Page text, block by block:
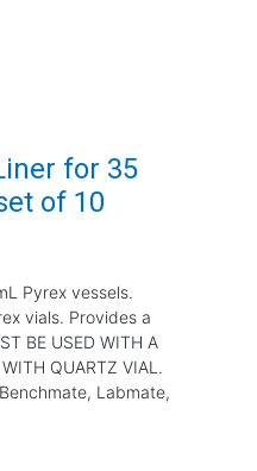
for 35
of 10
Pyrex vessels.
vials. Provides a
BE USED WITH A
QUARTZ VIAL.
Labmate,